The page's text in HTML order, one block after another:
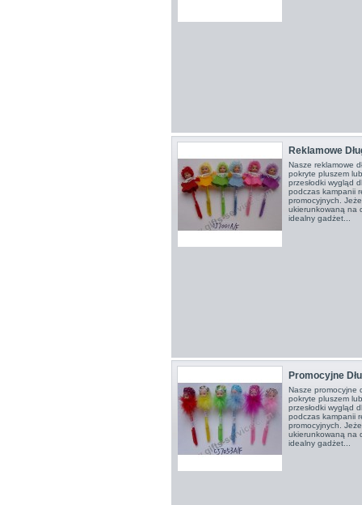
Reklamowe
Nasze reklamowe
pokryte pluszem
przesłodki wygląd
podczas kampanii
promocyjnych.
ukierunkowaną na
idealny gadżet...
Promocyjne
Nasze promocyjne
pokryte pluszem
przesłodki wygląd
podczas kampanii
promocyjnych.
ukierunkowaną na
idealny gadżet...